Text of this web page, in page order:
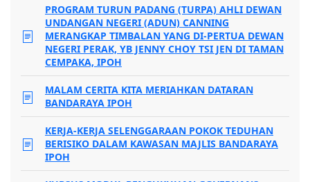
PROGRAM TURUN PADANG (TURPA) AHLI DEWAN
UNDANGAN NEGERI (ADUN) CANNING
MERANGKAP TIMBALAN YANG DI-PERTUA DEWAN
NEGERI PERAK, YB JENNY CHOY TSI JEN DI TAMAN
CEMPAKA, IPOH
MALAM CERITA KITA MERIAHKAN DATARAN
BANDARAYA IPOH
KERJA-KERJA SELENGGARAAN POKOK TEDUHAN
BERISIKO DALAM KAWASAN MAJLIS BANDARAYA
IPOH